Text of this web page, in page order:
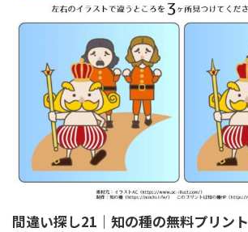
間違い探し21｜知の種の無料プリント